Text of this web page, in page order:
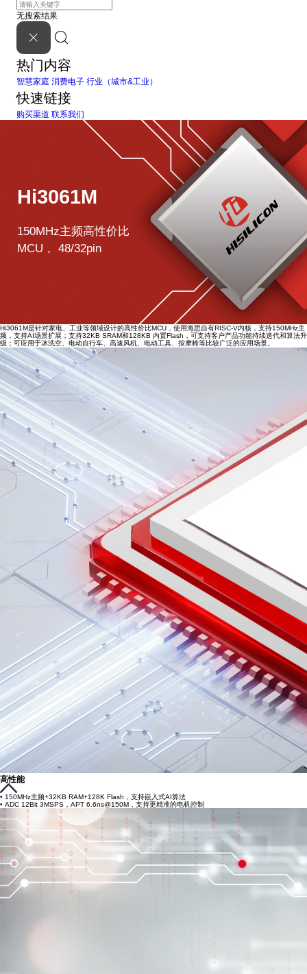
无搜索结果
热门内容
智慧家庭 消费电子 行业（城市&工业）
快速链接
购买渠道 联系我们
Hi3061M
150MHz主频高性价比
MCU， 48/32pin
Hi3061M是针对家电、工业等领域设计的高性价比MCU，使用海思自有RISC-V内核，支持150MHz主
频，支持AI场景扩展；支持32KB SRAM和128KB 内置Flash，可支持客户产品功能持续迭代和算法升
级；可应用于冰洗空、电动自行车、高速风机、电动工具、按摩椅等比较广泛的应用场景。
高性能
• 150MHz主频+32KB RAM+128K Flash，支持嵌入式AI算法
• ADC 12Bit 3MSPS，APT 6.6ns@150M，支持更精准的电机控制